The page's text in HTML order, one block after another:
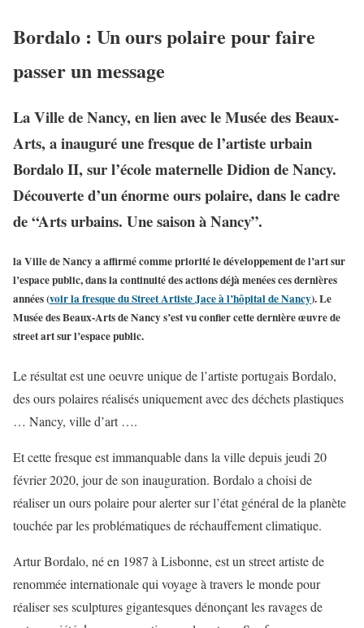
Bordalo : Un ours polaire pour faire
passer un message
La Ville de Nancy, en lien avec le Musée des Beaux-
Arts, a inauguré une fresque de l’artiste urbain
Bordalo II, sur l’école maternelle Didion de Nancy.
Découverte d’un énorme ours polaire, dans le cadre
de “Arts urbains. Une saison à Nancy”.
la Ville de Nancy a affirmé comme priorité le développement de l’art sur
l’espace public, dans la continuité des actions déjà menées ces dernières
années (voir la fresque du Street Artiste Jace à l’hôpital de Nancy). Le
Musée des Beaux-Arts de Nancy s’est vu confier cette dernière œuvre de
street art sur l’espace public.
Le résultat est une oeuvre unique de l’artiste portugais Bordalo,
des ours polaires réalisés uniquement avec des déchets plastiques
… Nancy, ville d’art ….
Et cette fresque est immanquable dans la ville depuis jeudi 20
février 2020, jour de son inauguration. Bordalo a choisi de
réaliser un ours polaire pour alerter sur l’état général de la planète
touchée par les problématiques de réchauffement climatique.
Artur Bordalo, né en 1987 à Lisbonne, est un street artiste de
renommée internationale qui voyage à travers le monde pour
réaliser ses sculptures gigantesques dénonçant les ravages de